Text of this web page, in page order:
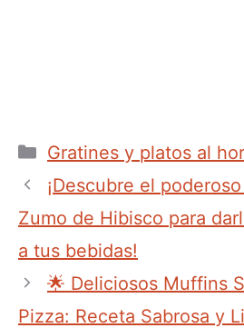
Categorías
Gratines y platos al
¡Descubre el
Zumo de Hibisco para
a tus bebidas!
🌟 Deliciosos Muffins
Pizza: Receta Sabrosa y